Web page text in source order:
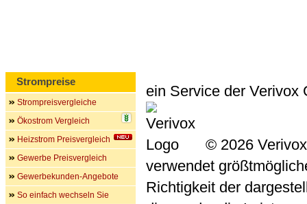
ein Service der Verivox
© 2026
verwendet
Richtigkeit der
Strompreise
Strompreisvergleiche
Ökostrom Vergleich
Heizstrom Preisvergleich
Gewerbe Preisvergleich
Gewerbekunden-Angebote
So einfach wechseln Sie